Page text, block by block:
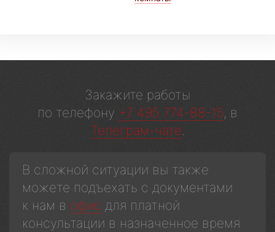
Закажите работы
по телефону +7 495 774-88-15, в
Телеграм-чате.
В сложной ситуации вы также
можете подъехать с документами
к нам в офис для платной
консультации в назначенное время